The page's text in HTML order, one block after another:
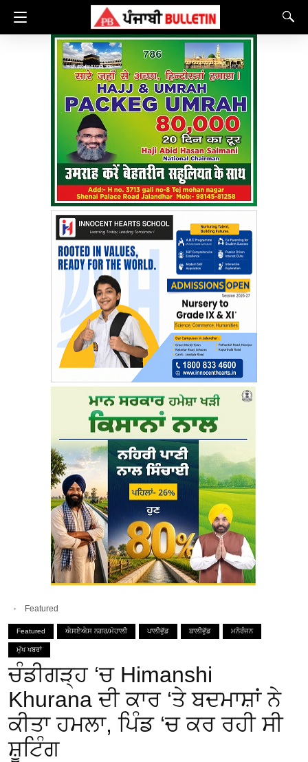
Featured
Featured ਐਸਏਐਸ ਨਗਰ/ਮੋਹਾਲੀ ਪਾਲੀਵੁੱਡ ਬਾਲੀਵੁੱਡ ਮਨੋਰੰਜਨ
ਮੁੱਖ ਖਬਰਾਂ
ਚੰਡੀਗੜ੍ਹ ‘ਚ Himanshi
Khurana ਦੀ ਕਾਰ ‘ਤੇ ਬਦਮਾਸ਼ਾਂ ਨੇ
ਕੀਤਾ ਹਮਲਾ, ਪਿੰਡ ‘ਚ ਕਰ ਰਹੀ ਸੀ
ਸ਼ੂਟਿੰਗ